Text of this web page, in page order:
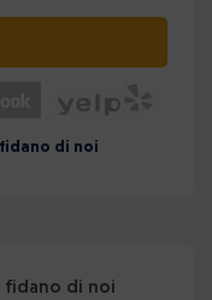
di noi
fidano di noi